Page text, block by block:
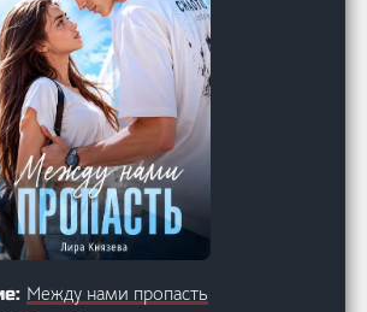
Между нами пропасть